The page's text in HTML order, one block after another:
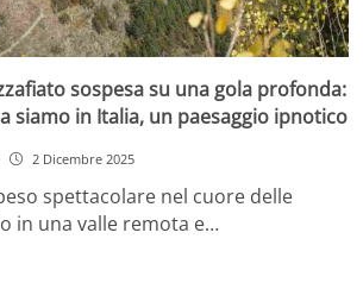
sospesa su una gola profonda:
siamo in Italia, un paesaggio ipnotico
2 Dicembre 2025
spettacolare nel cuore delle
in una valle remota e…